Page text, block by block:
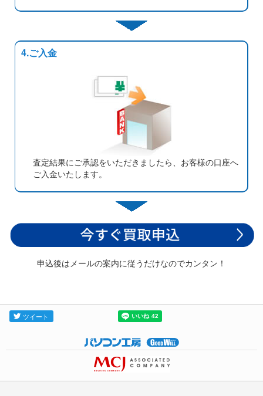
4.ご入金
査定結果にご承認をいただきましたら、お客様の口座へ
ご入金いたします。
申込後はメールの案内に従うだけなのでカンタン！